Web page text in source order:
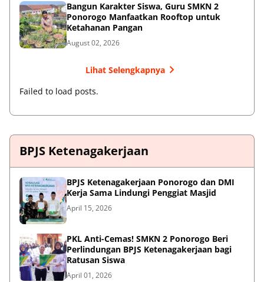
Bangun Karakter Siswa, Guru SMKN 2
Ponorogo Manfaatkan Rooftop untuk
Ketahanan Pangan
August 02, 2026
Lihat Selengkapnya
Failed to load posts.
BPJS Ketenagakerjaan
BPJS Ketenagakerjaan Ponorogo dan DMI
Kerja Sama Lindungi Penggiat Masjid
April 15, 2026
PKL Anti-Cemas! SMKN 2 Ponorogo Beri
Perlindungan BPJS Ketenagakerjaan bagi
Ratusan Siswa
April 01, 2026